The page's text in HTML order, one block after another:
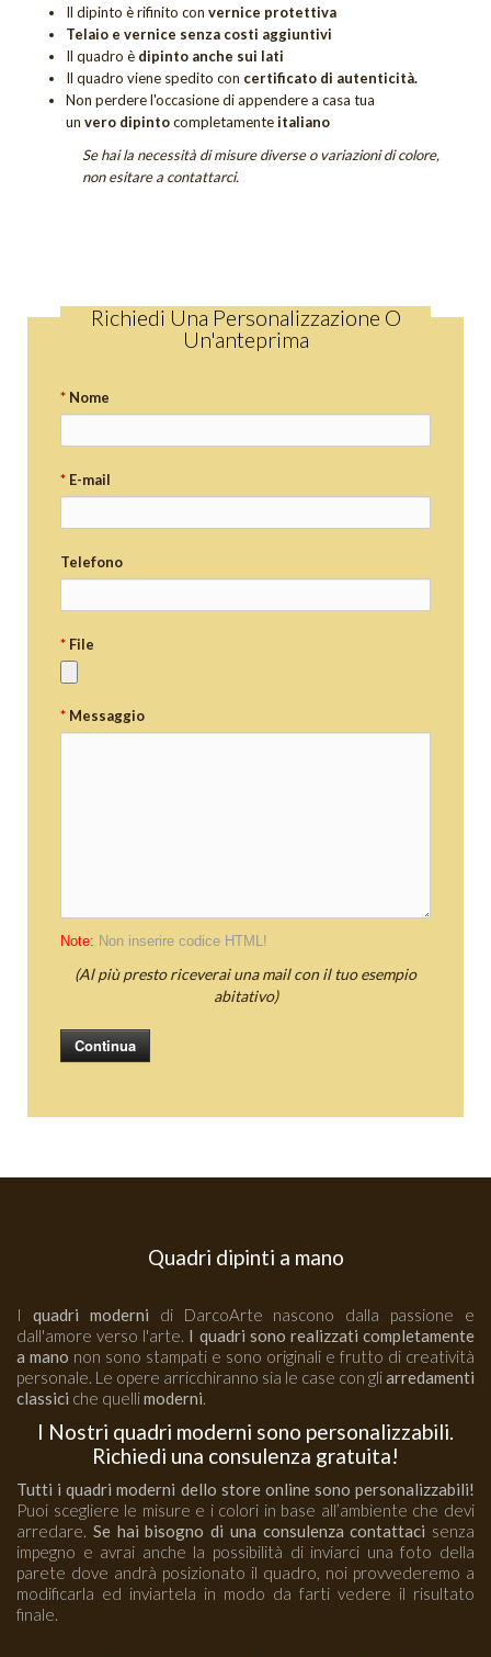
Quadri Sogno
Quadri Tramonti
Quadri Unici
Tutti i quadri figurativi
QUADRI UNICI
Quadri Calle
Il dipinto è rifinito con vernice protettiva
Telaio e vernice senza costi aggiuntivi
Il quadro è dipinto anche sui lati
Il quadro viene spedito con certificato di autenticità.
Non perderel'occasione di appendere a casa tua
un vero dipintocompletamenteitaliano
Se hai la necessità di misure diverse o variazioni di colore,
non esitare a contattarci.
Richiedi Una Personalizzazione O
Un'anteprima
* Nome
* E-mail
Telefono
* File
* Messaggio
Note: Non inserire codice HTML!
(Al più presto riceverai una mail con il tuo esempio
abitativo)
Continua
Quadri dipinti a mano
I quadri moderni di DarcoArte nascono dalla passione e
dall'amore verso l'arte. I quadri sono realizzati completamente
a mano non sono stampati e sono originali e frutto di creatività
personale. Le opere arricchiranno sia le case con gliarredamenti
classici che quellimoderni.
I Nostri quadri moderni sono personalizzabili.
Richiedi una consulenza gratuita!
Tutti i quadri moderni dello store online sono personalizzabili!
Puoi scegliere le misure e i colori in base all’ambiente che devi
arredare. Se hai bisogno di una consulenza contattaci senza
impegno e avrai anche la possibilità di inviarci una foto della
parete dove andrà posizionato il quadro, noi provvederemo a
modificarla ed inviartela in modo da farti vedere il risultato
finale.